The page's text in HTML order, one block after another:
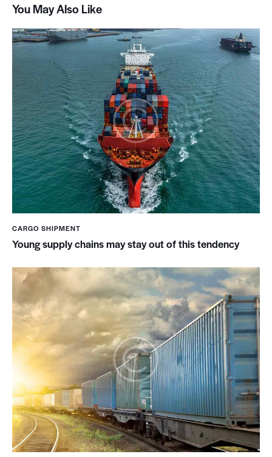
You May Also Like
CARGO SHIPMENT
Young supply chains may stay out of this tendency